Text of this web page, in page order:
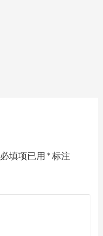
必填项已用 *标注